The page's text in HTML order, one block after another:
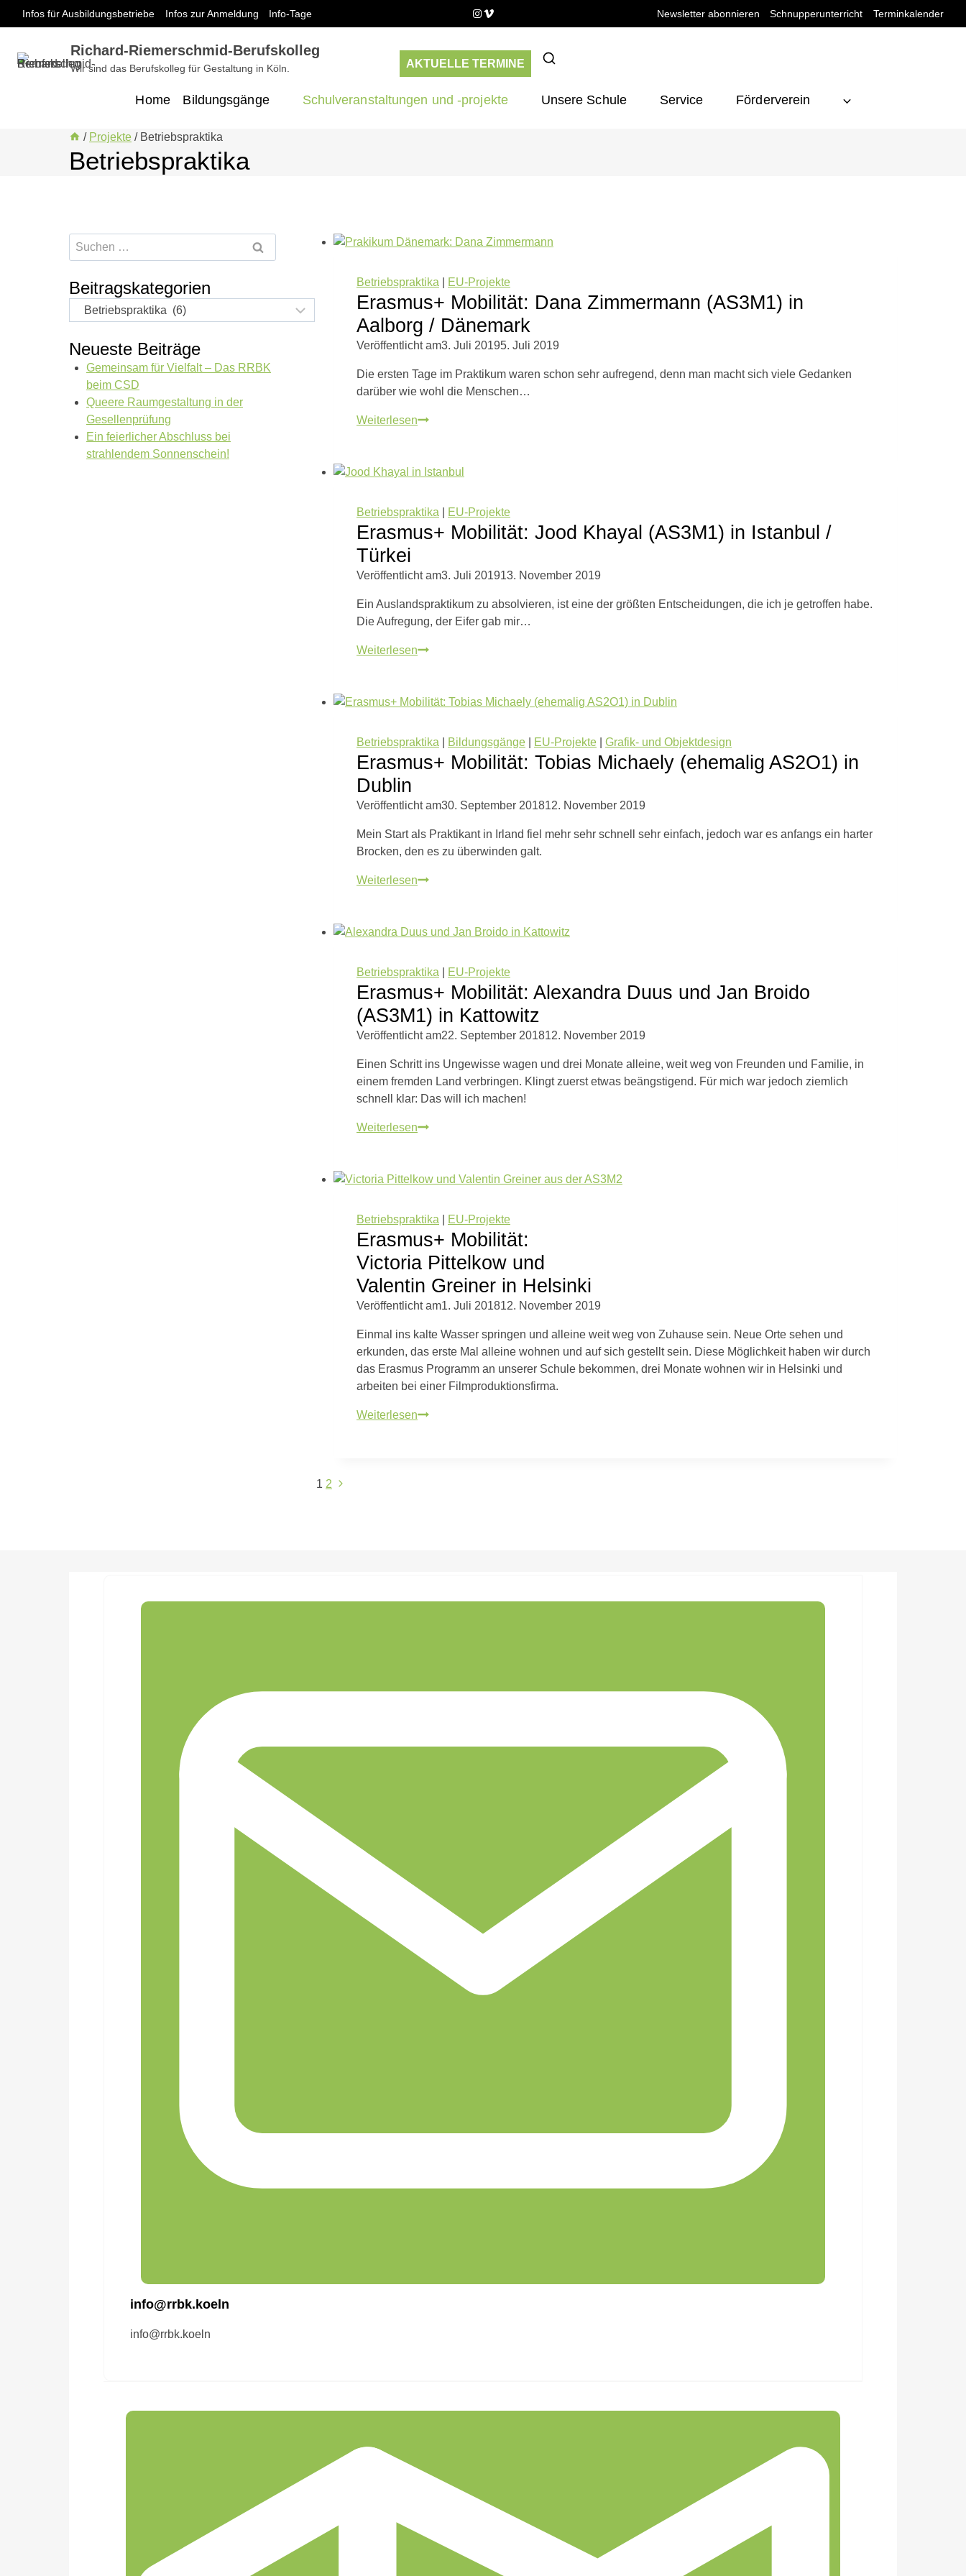
Inhalt
Infos für Ausbildungsbetriebe Infos zur Anmeldung Info-Tage Instagram
Vimeo Newsletter abonnieren Schnupperunterricht Terminkalender
Richard-Riemerschmid-Berufskolleg
Wir sind das Berufskolleg für Gestaltung in Köln. AKTUELLE TERMINE
Home Bildungsgänge Schulveranstaltungen und -projekte Unsere Schule Service Förderverein
/ Projekte / Betriebspraktika
Betriebspraktika
Betriebspraktika EU-Projekte
Erasmus+ Mobilität: Dana Zimmermann (AS3M1) in
Aalborg / Dänemark
Veröffentlicht am3. Juli 20195. Juli 2019
Die ersten Tage im Praktikum waren schon sehr aufregend, denn man macht sich viele Gedanken
darüber wie wohl die Menschen…
WeiterlesenErasmus+
Zimmermann
in
Aalborg
/
Betriebspraktika EU-Projekte
Erasmus+ Mobilität: Jood Khayal (AS3M1) in Istanbul /
Türkei
Veröffentlicht am3. Juli 201913. November 2019
Ein Auslandspraktikum zu absolvieren, ist eine der größten Entscheidungen, die ich je getroffen habe.
Die Aufregung, der Eifer gab mir…
WeiterlesenErasmus+
Khayal
in
Istanbul
/
Betriebspraktika Bildungsgänge EU-Projekte Grafik- und Objektdesign
Erasmus+ Mobilität: Tobias Michaely (ehemalig AS2O1) in
Dublin
Veröffentlicht am30. September 201812. November 2019
Mein Start als Praktikant in Irland fiel mehr sehr schnell sehr einfach, jedoch war es anfangs ein harter
Brocken, den es zu überwinden galt.
WeiterlesenErasmus+
Michaely
AS2O1)
Dublin
Betriebspraktika EU-Projekte
Erasmus+ Mobilität: Alexandra Duus und Jan Broido
(AS3M1) in Kattowitz
Veröffentlicht am22. September 201812. November 2019
Einen Schritt ins Ungewisse wagen und drei Monate alleine, weit weg von Freunden und Familie, in
einem fremden Land verbringen. Klingt zuerst etwas beängstigend. Für mich war jedoch ziemlich
schnell klar: Das will ich machen!
WeiterlesenErasmus+
Duus
Jan
(AS3M1)
in
Kattowitz
Betriebspraktika EU-Projekte
Erasmus+ Mobilität:
Victoria Pittelkow und
Valentin Greiner in Helsinki
Veröffentlicht am1. Juli 201812. November 2019
Einmal ins kalte Wasser springen und alleine weit weg von Zuhause sein. Neue Orte sehen und
erkunden, das erste Mal alleine wohnen und auf sich gestellt sein. Diese Möglichkeit haben wir durch
das Erasmus Programm an unserer Schule bekommen, drei Monate wohnen wir in Helsinki und
arbeiten bei einer Filmproduktionsfirma.
WeiterlesenErasmus+
Seitennavigation
1 2 Nächste
Suchen
nach:
Beitragskategorien
Beitragskategorien
Neueste Beiträge
Gemeinsam für Vielfalt – Das RRBK
beim CSD
Queere Raumgestaltung in der
Gesellenprüfung
Ein feierlicher Abschluss bei
strahlendem Sonnenschein!
info@rrbk.koeln
info@rrbk.koeln